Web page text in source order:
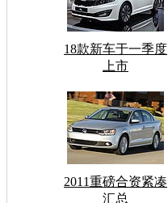
18款新车于一季度
上市
2011重磅合资紧凑
汇总